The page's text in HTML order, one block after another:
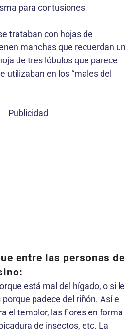
para contusiones.
trataban con hojas de
manchas que recuerdan un
de tres lóbulos que parece
utilizaban en los “males del
Publicidad
entre las personas de
está mal del hígado, o si le
padece del riñón. Así el
el temblor, las flores en forma
de insectos, etc. La